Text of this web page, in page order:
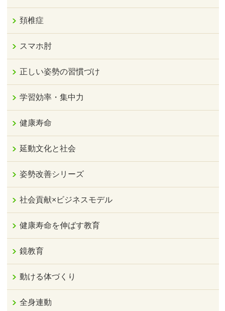
頚椎症
スマホ肘
正しい姿勢の習慣づけ
学習効率・集中力
健康寿命
延動文化と社会
姿勢改善シリーズ
社会貢献×ビジネスモデル
健康寿命を伸ばす教育
鏡教育
動ける体づくり
全身連動